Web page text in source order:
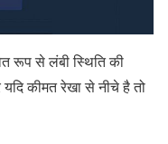
रूप से लंबी स्थिति की
कीमत रेखा से नीचे है तो